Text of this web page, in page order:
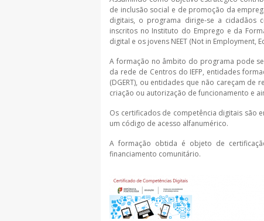
de inclusão social e de promoção da
digitais, o programa dirige-se a cidadãos
inscritos no Instituto do Emprego e da
digital e os jovens NEET (Not in Employment,
A formação no âmbito do programa pode
da rede de Centros do IEFP, entidades
(DGERT), ou entidades que não careçam
criação ou autorização de funcionamento e
Os certificados de competência digitais são
um código de acesso alfanumérico.
A formação obtida é objeto de
financiamento comunitário.